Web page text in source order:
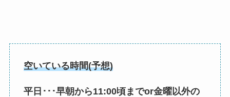
空いている時間(予想)
平日･･･早朝から11:00頃までor金曜以外の